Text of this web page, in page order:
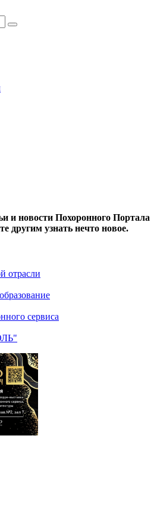
и новости Похоронного Портала
другим узнать нечто новое.
отрасли
сервиса